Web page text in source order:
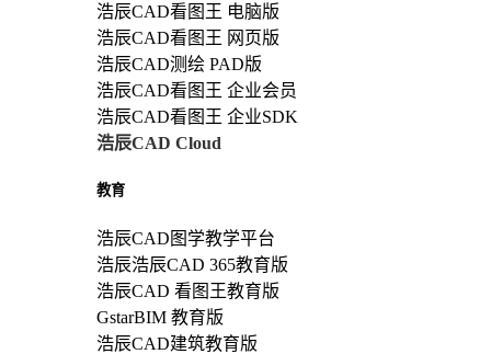
浩辰CAD看图王 电脑版
浩辰CAD看图王 网页版
浩辰CAD测绘 PAD版
浩辰CAD看图王 企业会员
浩辰CAD看图王 企业SDK
浩辰CAD Cloud
教育
浩辰CAD图学教学平台
浩辰浩辰CAD 365教育版
浩辰CAD 看图王教育版
GstarBIM 教育版
浩辰CAD建筑教育版